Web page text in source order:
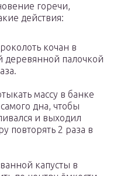
горечи,
действия:
кочан в
деревянной палочкой
массу в банке
дна, чтобы
и выходил
повторять 2 раза в
капусты в